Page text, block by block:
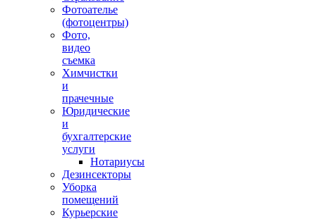
Фотоателье
(фотоцентры)
Фото,
видео
съемка
Химчистки
и
прачечные
Юридические
и
бухгалтерские
услуги
Нотариусы
Дезинсекторы
Уборка
помещений
Курьерские